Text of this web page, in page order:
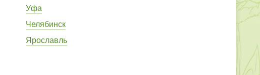
Уфа
Челябинск
Ярославль